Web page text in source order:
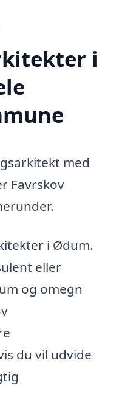
i
med
Favrskov
i Ødum.
eller
og omegn
du vil udvide